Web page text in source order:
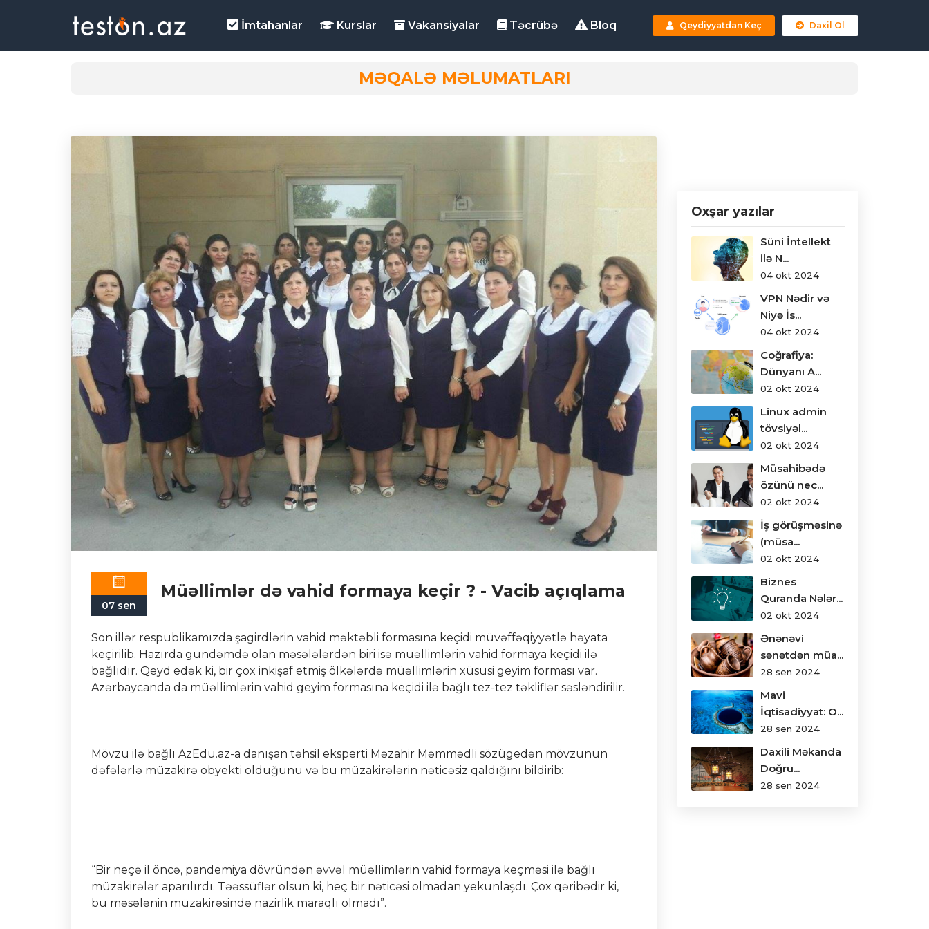
İmtahanlar Kurslar Vakansiyalar Təcrübə Bloq Qeydiyyatdan Keç Daxil Ol
MƏQALƏ MƏLUMATLARI
07 sen
Müəllimlər də vahid formaya keçir ? - Vacib açıqlama
Son illər respublikamızda şagirdlərin vahid məktəbli formasına keçidi müvəffəqiyyətlə həyata
keçirilib. Hazırda gündəmdə olan məsələlərdən biri isə müəllimlərin vahid formaya keçidi ilə
bağlıdır. Qeyd edək ki, bir çox inkişaf etmiş ölkələrdə müəllimlərin xüsusi geyim forması var.
Azərbaycanda da müəllimlərin vahid geyim formasına keçidi ilə bağlı tez-tez təkliflər səsləndirilir.
Mövzu ilə bağlı AzEdu.az-a danışan təhsil eksperti Məzahir Məmmədli sözügedən mövzunun
dəfələrlə müzakirə obyekti olduğunu və bu müzakirələrin nəticəsiz qaldığını bildirib:
“Bir neçə il öncə, pandemiya dövründən əvvəl müəllimlərin vahid formaya keçməsi ilə bağlı
müzakirələr aparılırdı. Təəssüflər olsun ki, heç bir nəticəsi olmadan yekunlaşdı. Çox qəribədir ki,
bu məsələnin müzakirəsində nazirlik maraqlı olmadı”.
Oxşar yazılar
Süni İntellekt
ilə N...
04 okt 2024
VPN Nədir və
Niyə İs...
04 okt 2024
Coğrafiya:
Dünyanı A...
02 okt 2024
Linux admin
tövsiyəl...
02 okt 2024
Müsahibədə
özünü nec...
02 okt 2024
İş görüşməsinə
(müsa...
02 okt 2024
Biznes
Quranda Nələr...
02 okt 2024
Ənənəvi
sənətdən müa...
28 sen 2024
Mavi
İqtisadiyyat: O...
28 sen 2024
Daxili Məkanda
Doğru...
28 sen 2024